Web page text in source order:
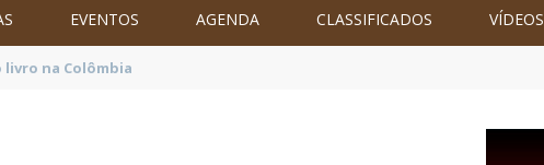
EVENTOS AGENDA CLASSIFICADOS VÍDEOS
o Brasil no XXIV Parlamento Internacional de Escritores, na Colômbia